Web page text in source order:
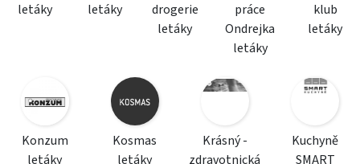
letáky
letáky
drogerie
letáky
práce
Ondrejka
letáky
klub
letáky
Konzum
letáky
Kosmas
letáky
Krásný -
zdravotnická
Kuchyně
SMART